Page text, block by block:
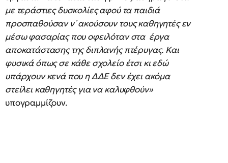
με τεράστιες δυσκολίες αφού τα παιδιά
προσπαθούσαν ν΄ ακούσουν τους καθηγητές εν
μέσω φασαρίας που οφειλόταν στα έργα
αποκατάστασης της διπλανής πτέρυγας. Και
φυσικά όπως σε κάθε σχολείο έτσι κι εδώ
υπάρχουν κενά που η ΔΔΕ δεν έχει ακόμα
στείλει καθηγητές για να καλυφθούν»
υπογραμμίζουν.